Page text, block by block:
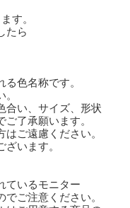
す。
たら
色名称です。
合い、サイズ、形状
了承願います。
ご遠慮ください。
います。
ているモニター
ご注意ください。